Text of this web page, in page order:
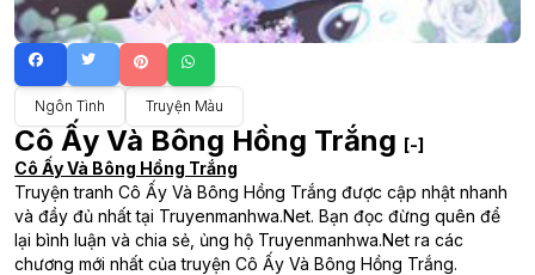
Ngôn Tình Truyện Màu
Cô Ấy Và Bông Hồng Trắng [-]
Cô Ấy Và Bông Hồng Trắng
Truyện tranh Cô Ấy Và Bông Hồng Trắng được cập nhật nhanh
và đầy đủ nhất tại Truyenmanhwa.Net. Bạn đọc đừng quên để
lại bình luận và chia sẻ, ủng hộ Truyenmanhwa.Net ra các
chương mới nhất của truyện Cô Ấy Và Bông Hồng Trắng.